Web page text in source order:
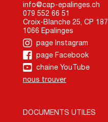
info@cap-epalinges.ch
079 552 66 51
Croix-Blanche 25, CP 187
1066 Epalinges
page Instagram
page Facebook
chaine YouTube
nous trouver
DOCUMENTS UTILES